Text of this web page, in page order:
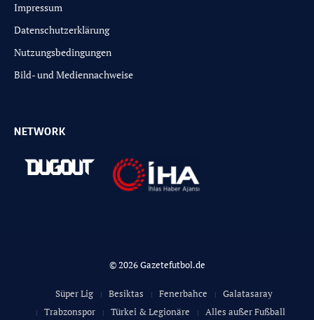
Impressum
Datenschutzerklärung
Nutzungsbedingungen
Bild- und Mediennachweise
NETWORK
© 2026 Gazetefutbol.de
Süper Lig Besiktas Fenerbahce
Galatasaray
Trabzonspor
Türkei & Legionäre Alles außer Fußball